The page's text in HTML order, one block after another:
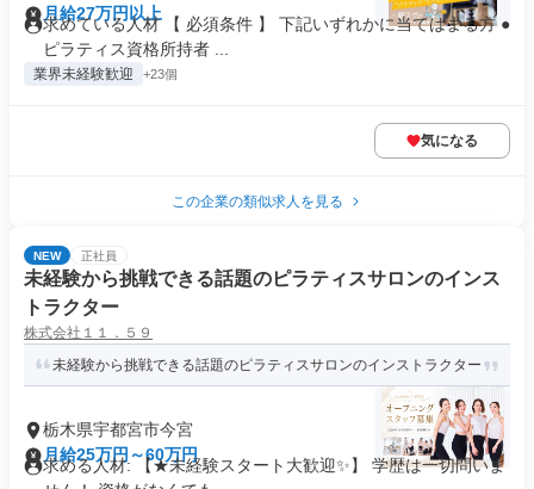
月給27万円以上
求めている人材 【 必須条件 】 下記いずれかに当てはまる方 ●
ピラティス資格所持者 ...
業界未経験歓迎 +23個
気になる
この企業の類似求人を見る
NEW 正社員
未経験から挑戦できる話題のピラティスサロンのインス
トラクター
株式会社１１．５９
未経験から挑戦できる話題のピラティスサロンのインストラクター
栃木県宇都宮市今宮
月給25万円～60万円
求める人材: 【★未経験スタート大歓迎✨】 学歴は一切問いま